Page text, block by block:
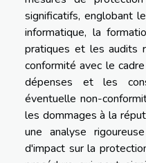
significatifs, englobant
informatique, la
pratiques et les audits
conformité avec le
dépenses et les
éventuelle non-
les dommages à la
une analyse
d'impact sur la